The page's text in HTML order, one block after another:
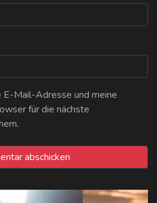
E-Mail-Adresse und meine
für die nächste